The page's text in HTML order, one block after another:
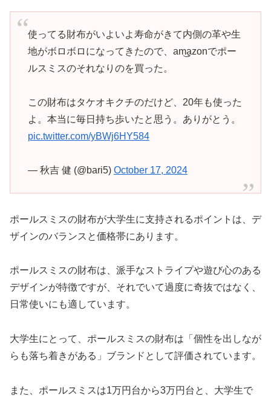
使ってる財布がいよいよ寿命がきて内側の革や生
地がボロボロになってきたので、am͜a͉zonでポー
ルスミスのそれなりのを買った。
この財布はタケオキクチのだけど、20年も使った
よ。本当に毎日持ち歩いたと思う。ありがとう。
pic.twitter.com/yBWj6HY584
— 秋吉 健 (@bari5) October 17, 2024
ポールスミスの財布が大学生に支持されるポイントは、デ
ザインのバランスと価格帯にあります。
ポールスミスの財布は、派手なストライプや遊び心のある
デザインが特徴ですが、それでいて過度に奇抜ではなく、
日常使いにも適しています。
大学生にとって、ポールスミスの財布は「個性を出しなが
らも落ち着きがある」ブランドとして評価されています。
また、ポールスミスは1万円台から3万円台と、大学生で